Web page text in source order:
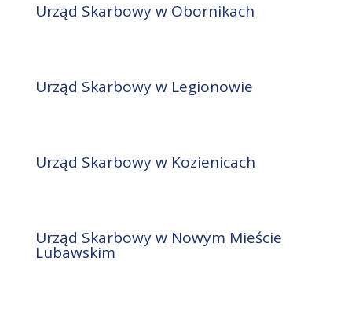
Urząd Skarbowy w Obornikach
Urząd Skarbowy w Legionowie
Urząd Skarbowy w Kozienicach
Urząd Skarbowy w Nowym Mieście
Lubawskim